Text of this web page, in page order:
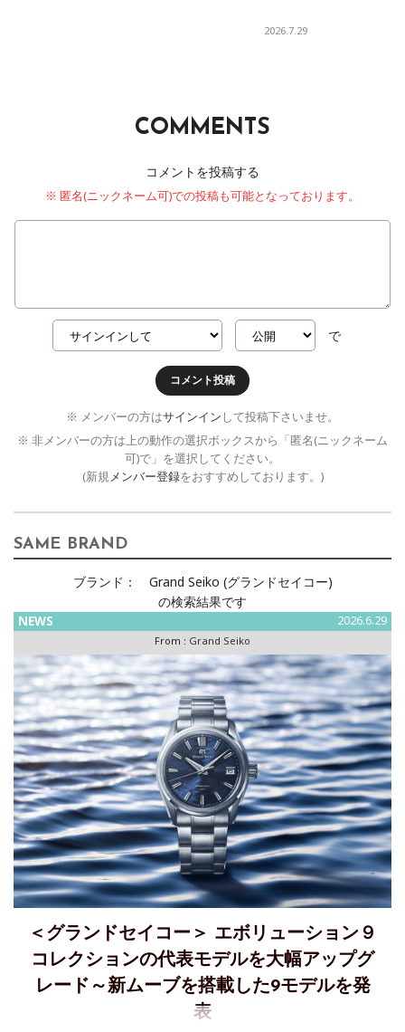
2026.7.29
COMMENTS
コメントを投稿する
※ 匿名(ニックネーム可)での投稿も可能となっております。
で
コメント投稿
※ メンバーの方はサインイン して投稿下さいませ。
※ 非メンバーの方は上の動作の選択ボックスから「匿名(ニックネーム
可)で」を選択してください。
(新規メンバー登録をおすすめしております。)
SAME BRAND
ブランド：
Grand Seiko (グランドセイコー)
の検索結果です
NEWS 2026.6.29
From : Grand Seiko
＜グランドセイコー＞ エボリューション９
コレクションの代表モデルを大幅アップグ
レード～新ムーブを搭載した9モデルを発
表